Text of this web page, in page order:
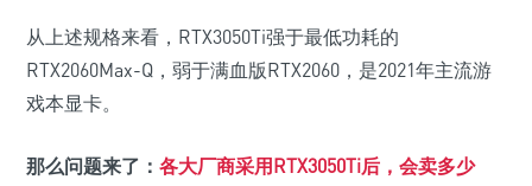
从上述规格来看，RTX3050Ti强于最低功耗的
RTX2060Max-Q，弱于满血版RTX2060，是2021年主流游
戏本显卡。
那么问题来了： 各大厂商采用RTX3050Ti后，会卖多少